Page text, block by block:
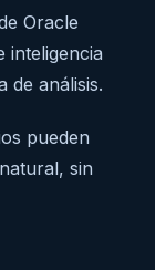
Oracle
inteligencia
de análisis.
pueden
sin